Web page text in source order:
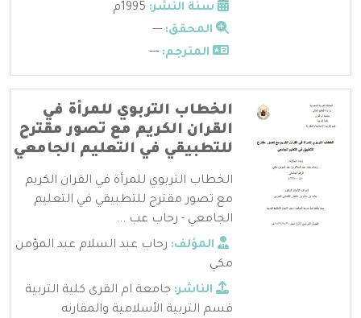
سنة النشر:
المحقق: ---
المترجم: ---
الخطاب التربوي للمرأة في
القران الكريم مع تصور مقترح
للتطبيقي في التعليم الجامعي
الخطاب التربوي للمرأة في القران الكريم
مع تصور مقترح للتطبيقي في التعليم
الجامعي - رحاب عب ...
المؤلف: رحاب عبد السلام عبد المؤمن
مكي
الناشر: جامعة ام القرى كلية التربية
قسم التربية الأسلامية والمقارنه